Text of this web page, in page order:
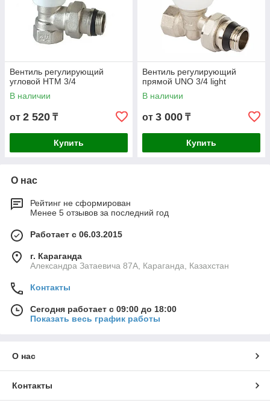
Вентиль регулирующий
угловой HTM 3/4
В наличии
от 2 520 ₸
Купить
Вентиль регулирующий
прямой UNO 3/4 light
В наличии
от 3 000 ₸
Купить
О нас
Рейтинг не сформирован
Менее 5 отзывов за последний год
Работает с 06.03.2015
г. Караганда
Александра Затаевича 87А, Караганда, Казахстан
Контакты
Сегодня работает с 09:00 до 18:00
Показать весь график работы
О нас
Контакты